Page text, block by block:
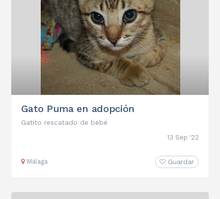
Gato Puma en adopción
Gatito rescatado de bebé
13 Sep '22
Málaga Guardar